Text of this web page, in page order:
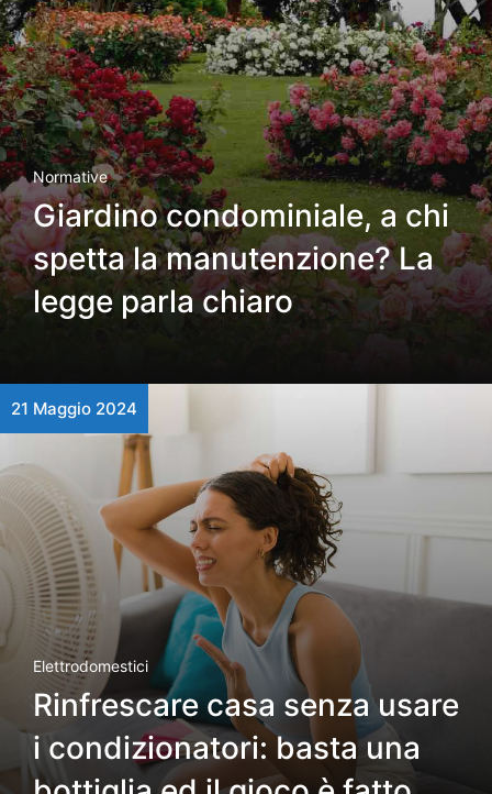
Normative
Giardino condominiale, a chi
spetta la manutenzione? La
legge parla chiaro
21 Maggio 2024
Elettrodomestici
Rinfrescare casa senza usare
i condizionatori: basta una